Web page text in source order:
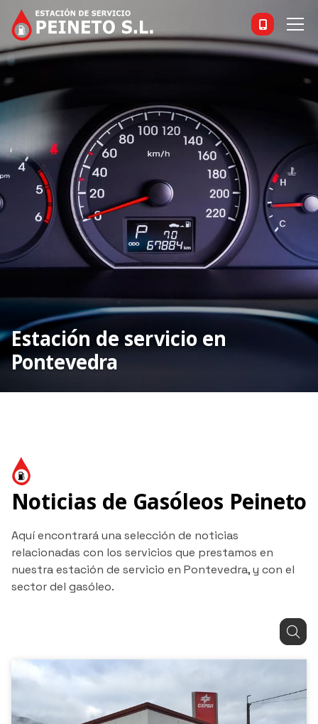
Estación de servicio en
Pontevedra
Noticias de Gasóleos Peineto
Aquí encontrará una selección de noticias
relacionadas con los servicios que prestamos en
nuestra estación de servicio en Pontevedra, y con el
sector del gasóleo.